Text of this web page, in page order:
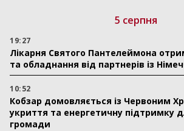
5 серпня
19:27
Лікарня Святого Пантелеймона
та обладнання від партнерів із
10:52
Кобзар домовляється із Червоним
укриття та енергетичну підтримку
громади